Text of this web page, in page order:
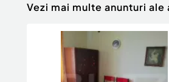
Vezi mai multe anunturi